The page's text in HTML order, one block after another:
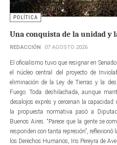
POLÍTICA
Una conquista de la unidad y
REDACCIÓN 07 AGOSTO 2026
El oficialismo tuvo que resignar en
el núcleo central del proyecto de
eliminación de la Ley de Tierras y la
Fuego. Toda deshilachada, aunque
desalojos exprés y cercenan la
la propuesta normativa pasó a
Buenos Aires. “Parece que la gente se
responden con tanta represión”,
los Derechos Humanos, Iris Pereyra de